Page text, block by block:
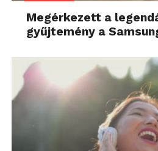
Megérkezett a
gyűjtemény a